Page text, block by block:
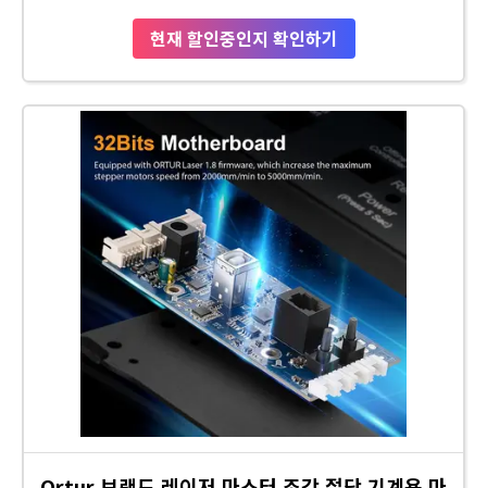
현재 할인중인지 확인하기